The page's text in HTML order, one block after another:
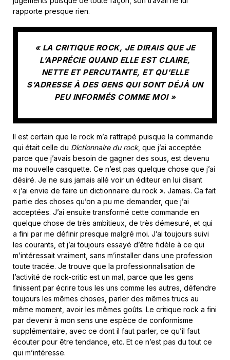
rapporte presque rien.
« LA CRITIQUE ROCK, JE DIRAIS QUE JE
L’APPRÉCIE QUAND ELLE EST CLAIRE,
NETTE ET PERCUTANTE, ET QU’ELLE
S’ADRESSE À DES GENS QUI SONT DÉJÀ UN
PEU INFORMÉS COMME MOI »
Il est certain que le rock m’a rattrapé puisque la commande
qui était celle du Dictionnaire du rock, que j’ai acceptée
parce que j’avais besoin de gagner des sous, est devenu
ma nouvelle casquette. Ce n’est pas quelque chose que j’ai
désiré. Je ne suis jamais allé voir un éditeur en lui disant
« j’ai envie de faire un dictionnaire du rock ». Jamais. Ca fait
partie des choses qu’on a pu me demander, que j’ai
acceptées. J’ai ensuite transformé cette commande en
quelque chose de très ambitieux, de très démesuré, et qui
a fini par me définir presque malgré moi. J’ai toujours suivi
les courants, et j’ai toujours essayé d’être fidèle à ce qui
m’intéressait vraiment, sans m’installer dans une profession
toute tracée. Je trouve que la professionnalisation de
l’activité de rock-critic est un mal, parce que les gens
finissent par écrire tous les uns comme les autres, défendre
toujours les mêmes choses, parler des mêmes trucs au
même moment, avoir les mêmes goûts. Le critique rock a fini
par devenir à mon sens une espèce de conformisme
supplémentaire, avec ce dont il faut parler, ce qu’il faut
écouter pour être tendance, etc. Et ce n’est pas du tout ce
qui m’intéresse.